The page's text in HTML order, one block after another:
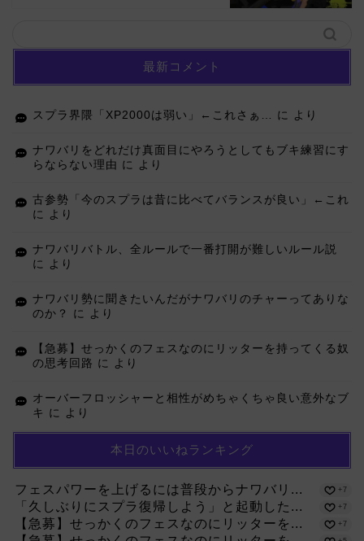
最新コメント
スプラ界隈「XP2000は弱い」←これさぁ… に より
ナワバリをどれだけ真面目にやろうとしてもブキ練習にす
らならない理由 に より
古参勢「今のスプラは昔に比べてバランスが良い」←これ
に より
ナワバリバトル、全ルールで一番打開が難しいルール説
に より
ナワバリ勢に聞きたいんだがナワバリのチャーってありな
のか？
に より
【急募】せっかくのフェスなのにリッターを持ってくる奴
の思考回路 に より
オーバーフロッシャーと相性がめちゃくちゃ良い意外なブ
キ に より
本日のいいねランキング
フェスパワーを上げるには普段からナワバリ... +7
「久しぶりにスプラ復帰しよう」と起動した... +7
【急募】せっかくのフェスなのにリッターを... +7